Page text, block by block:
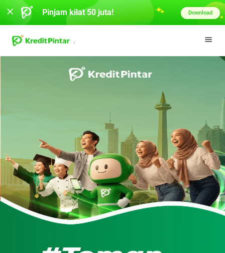
Pinjam kilat 50 juta! Download